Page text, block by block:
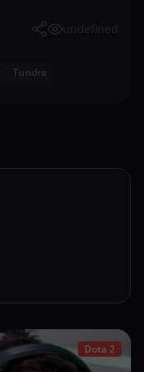
undefined
Tundra
Dota 2